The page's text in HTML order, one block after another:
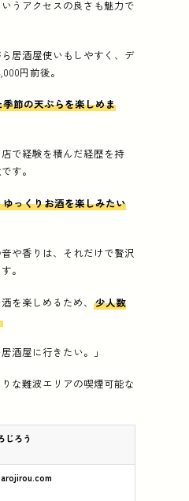
うアクセスの良さも魅力で
居酒屋使いもしやすく、デ
円前後。
節の天ぷらを楽しめま
で経験を積んだ経歴を持
す。
っくりお酒を楽しみたい
や香りは、それだけで贅沢
。
を楽しめるため、少人数
酒屋に行きたい。」
な難波エリアの喫煙可能な
じろう